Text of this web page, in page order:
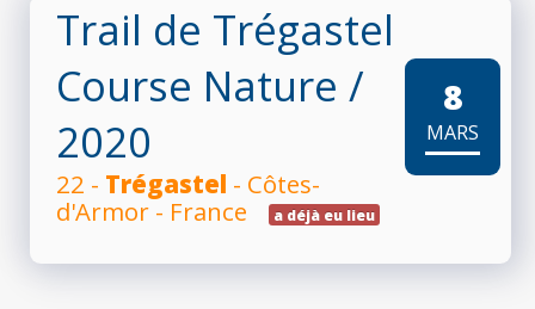
Trail de Trégastel
Course Nature /
2020
22 - Trégastel - Côtes-
d'Armor - France
a déjà eu lieu
8
MARS